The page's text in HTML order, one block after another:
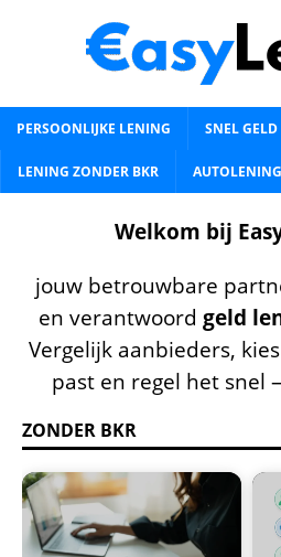
PERSOONLIJKE LENING SNEL
LENING ZONDER BKR AUTOLENING
Welkom bij
jouw betrouwbare
en verantwoord geld
Vergelijk aanbieders,
past en regel het snel
ZONDER BKR